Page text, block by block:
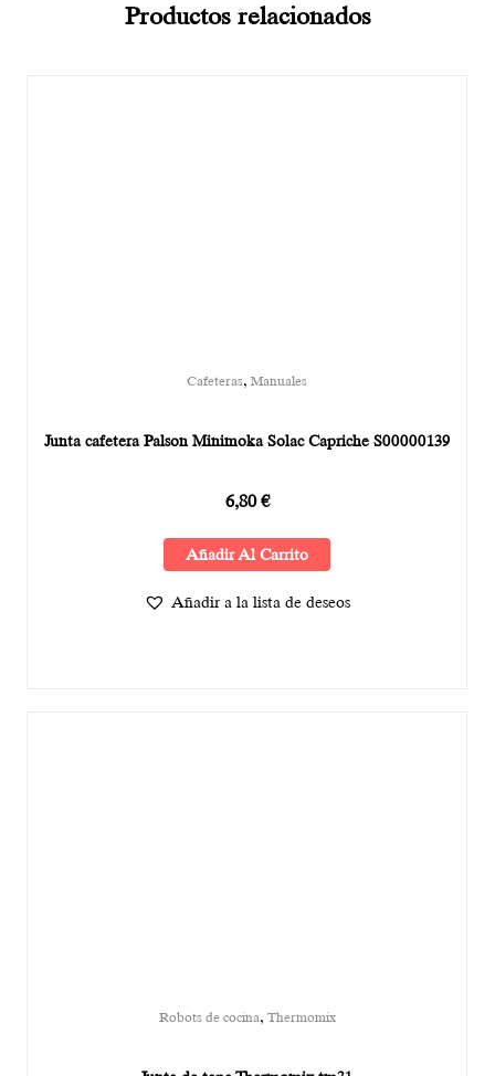
Productos relacionados
Cafeteras, Manuales
Junta cafetera Palson Minimoka Solac Capriche S00000139
6,80€
Añadir Al Carrito
Añadir a la lista de deseos
Robots de cocina, Thermomix